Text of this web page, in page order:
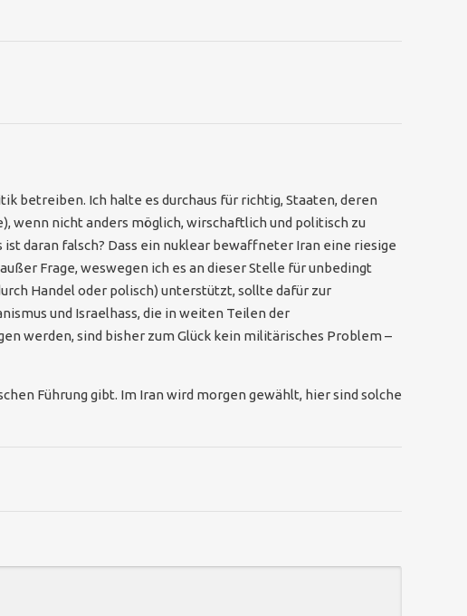
betreiben. Ich halte es durchaus für richtig, Staaten, deren
wenn nicht anders möglich, wirschaftlich und politisch zu
daran falsch? Dass ein nuklear bewaffneter Iran eine riesige
Frage, weswegen ich es an dieser Stelle für unbedingt
Handel oder polisch) unterstützt, sollte dafür zur
und Israelhass, die in weiten Teilen der
werden, sind bisher zum Glück kein militärisches Problem –
Führung gibt. Im Iran wird morgen gewählt, hier sind solche